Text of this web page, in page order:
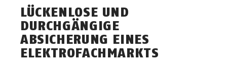
LÜCKENLOSE UND
DURCHGÄNGIGE
ABSICHERUNG EINES
ELEKTROFACHMARKTS